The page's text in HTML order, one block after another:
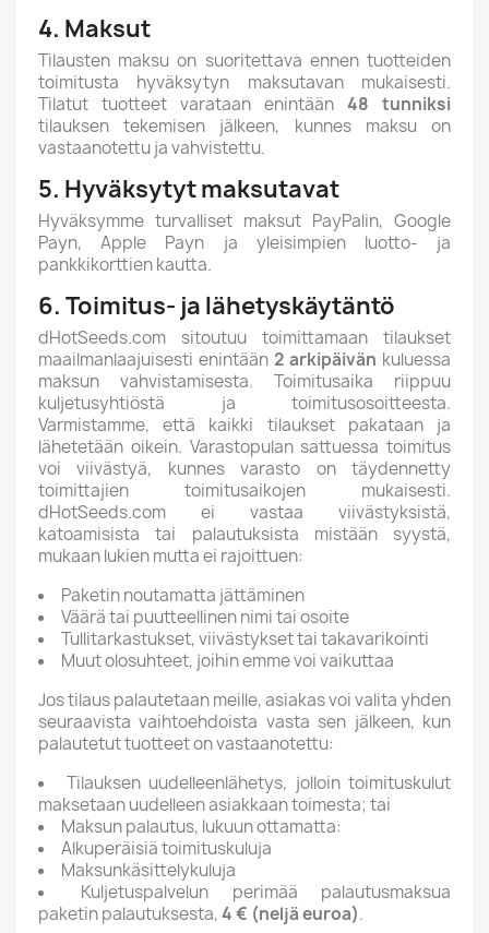
4. Maksut
Tilausten maksu on suoritettava ennen tuotteiden
toimitusta hyväksytyn maksutavan mukaisesti.
Tilatut tuotteet varataan enintään 48 tunniksi
tilauksen tekemisen jälkeen, kunnes maksu on
vastaanotettu ja vahvistettu.
5. Hyväksytyt maksutavat
Hyväksymme turvalliset maksut PayPalin, Google
Payn, Apple Payn ja yleisimpien luotto- ja
pankkikorttien kautta.
6. Toimitus- ja lähetyskäytäntö
dHotSeeds.com sitoutuu toimittamaan tilaukset
maailmanlaajuisesti enintään 2 arkipäivän kuluessa
maksun vahvistamisesta. Toimitusaika riippuu
kuljetusyhtiöstä ja toimitusosoitteesta.
Varmistamme, että kaikki tilaukset pakataan ja
lähetetään oikein. Varastopulan sattuessa toimitus
voi viivästyä, kunnes varasto on täydennetty
toimittajien toimitusaikojen mukaisesti.
dHotSeeds.com ei vastaa viivästyksistä,
katoamisista tai palautuksista mistään syystä,
mukaan lukien mutta ei rajoittuen:
Paketin noutamatta jättäminen
Väärä tai puutteellinen nimi tai osoite
Tullitarkastukset, viivästykset tai takavarikointi
Muut olosuhteet, joihin emme voi vaikuttaa
Jos tilaus palautetaan meille, asiakas voi valita yhden
seuraavista vaihtoehdoista vasta sen jälkeen, kun
palautetut tuotteet on vastaanotettu:
Tilauksen uudelleenlähetys, jolloin toimituskulut
maksetaan uudelleen asiakkaan toimesta; tai
Maksun palautus, lukuun ottamatta:
Alkuperäisiä toimituskuluja
Maksunkäsittelykuluja
Kuljetuspalvelun perimää palautusmaksua
paketin palautuksesta,4 € (neljä euroa).